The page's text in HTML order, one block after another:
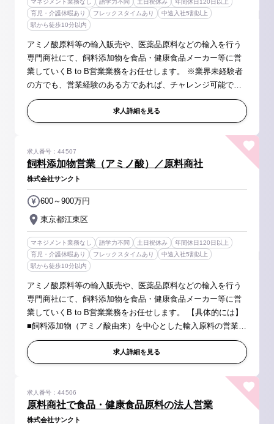
マネジメント業務なし 語学力不問 土日祝休み
年間休日120日以上
育児・介護休暇あり
フレックスタイムあり
中途入社5割以上
駅から徒歩10分以内
アミノ酸原料等の輸入販売や、医薬品原料などの輸入を行う
専門商社にて、飼料添加物を食品・健康食品メーカー等に営
業していくB to B営業業務をお任せします。 ※業界未経験者
の方でも、営業経験のある方であれば、チャレンジ可能で
す！ 【具体的には】 ■飼料添加物（アミノ酸由来）を中心と
した輸入原料の営業活動 ...求人詳細を見る
飼料添加物営業（アミノ酸）／原料商社
求人番号：44507
株式会社サンクト
東京都江東区
600～900万円
マネジメント業務なし 語学力不問 土日祝休み
年間休日120日以上
育児・介護休暇あり
フレックスタイムあり
中途入社5割以上
駅から徒歩10分以内
アミノ酸原料等の輸入販売や、医薬品原料などの輸入を行う
専門商社にて、飼料添加物を食品・健康食品メーカー等に営
業していくB to B営業業務をお任せします。 【具体的には】
■飼料添加物（アミノ酸由来）を中心とした輸入原料の営業活
動 ※クライアントは、大手配合飼料メーカーやプレミックス
（ビタミン・ミネラ...
求人詳細を見る
原料商社で食品・健康食品原料の法人営業
求人番号：44506
株式会社サンクト